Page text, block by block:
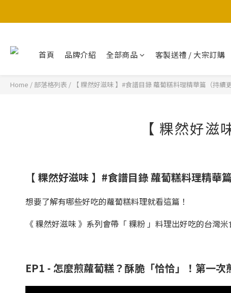
首頁 品牌介紹 全部商品 客製送禮 / 大宗訂購
Home / 部落格列表 / 【 粿然好滋味 】#食譜目錄 蘿蔔糕料理精華篇（持續更
【 粿然好
【 粿然好滋味 】#食譜目錄 蘿蔔糕料理精華
想要了解有哪些好吃的蘿蔔糕料理就看這篇！
《 粿然好滋味​ 》系列會帶「 粿粉 」料理出好吃的台灣
EP1 - 怎麼煎蘿蔔糕？酥脆「恰恰」！第一次